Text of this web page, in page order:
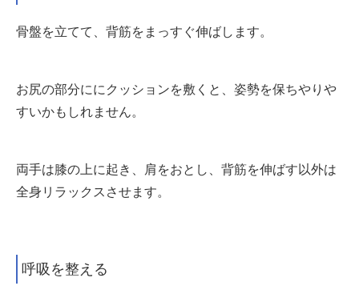
骨盤を立てて、背筋をまっすぐ伸ばします。
お尻の部分ににクッションを敷くと、姿勢を保ちやりや
すいかもしれません。
両手は膝の上に起き、肩をおとし、背筋を伸ばす以外は
全身リラックスさせます。
呼吸を整える